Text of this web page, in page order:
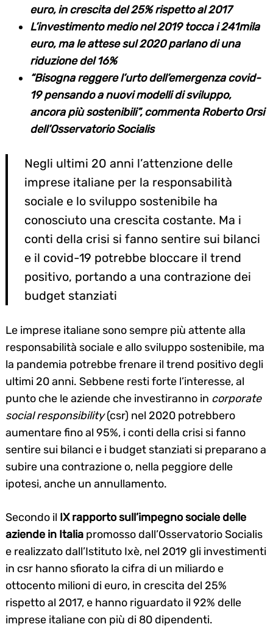
euro, in crescita del 25% rispetto al 2017
L’investimento medio nel 2019 tocca i 241mila
euro, ma le attese sul 2020 parlano di una
riduzione del 16%
“Bisogna reggere l’urto dell’emergenza covid-
19 pensando a nuovi modelli di sviluppo,
ancora più sostenibili”, commenta Roberto Orsi
dell’Osservatorio Socialis
Negli ultimi 20 anni l’attenzione delle
imprese italiane per la responsabilità
sociale e lo sviluppo sostenibile ha
conosciuto una crescita costante. Ma i
conti della crisi si fanno sentire sui bilanci
e il covid-19 potrebbe bloccare il trend
positivo, portando a una contrazione dei
budget stanziati
Le imprese italiane sono sempre più attente alla
responsabilità sociale e allo sviluppo sostenibile, ma
la pandemia potrebbe frenare il trend positivo degli
ultimi 20 anni. Sebbene resti forte l’interesse, al
punto che le aziende che investiranno in corporate
social responsibility(csr) nel 2020 potrebbero
aumentare fino al 95%, i conti della crisi si fanno
sentire sui bilanci e i budget stanziati si preparano a
subire una contrazione o, nella peggiore delle
ipotesi, anche un annullamento.
Secondo il IX rapporto sull’impegno sociale delle
aziende in Italia promosso dall’Osservatorio Socialis
e realizzato dall’Istituto Ixè, nel 2019 gli investimenti
in csr hanno sfiorato la cifra di un miliardo e
ottocento milioni di euro, in crescita del 25%
rispetto al 2017, e hanno riguardato il 92% delle
imprese italiane con più di 80 dipendenti.